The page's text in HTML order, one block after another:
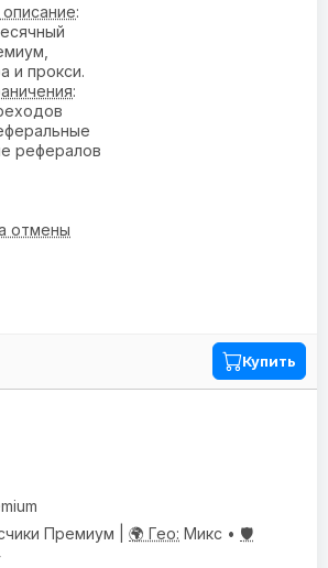
:
и прокси.
:
рефералов
отмены
Купить
Премиум | 🌍 Гео: Микс • 🛡️